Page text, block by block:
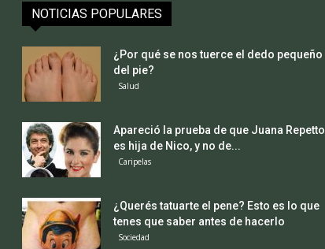
NOTICIAS POPULARES
¿Por qué se nos tuerce el dedo pequeño
del pie?
Salud
Apareció la prueba de que Juana Repetto
es hija de Nico, y no de...
Caripelas
¿Querés tatuarte el pene? Esto es lo que
tenes que saber antes de hacerlo
Sociedad